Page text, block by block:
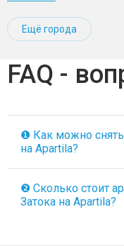
Ещё города
FAQ -
❶ Как можно снять
на Apartila?
❷ Сколько стоит
Затока на Apartila?